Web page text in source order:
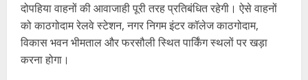
दोपहिया वाहनों की आवाजाही पूरी तरह प्रतिबंधित रहेगी। ऐसे वाहनों
को काठगोदाम रेलवे स्टेशन, नगर निगम इंटर कॉलेज काठगोदाम,
विकास भवन भीमताल और फरसौली स्थित पार्किंग स्थलों पर खड़ा
करना होगा।